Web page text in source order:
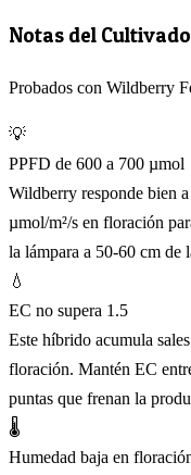
Notas del
Probados con Wildberry
💡
PPFD de 600 a 700 µmol
Wildberry responde bien
µmol/m²/s en floración
la lámpara a 50-60 cm de
💧
EC no supera 1.5
Este híbrido acumula
floración. Mantén EC
puntas que frenan la
🌡️
Humedad baja en